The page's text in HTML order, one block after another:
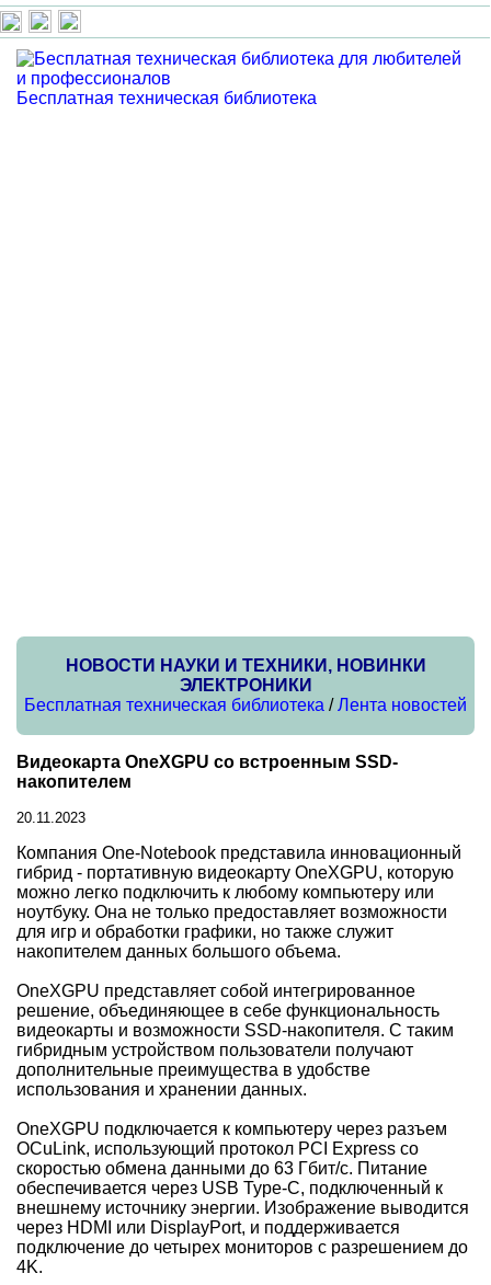
Бесплатная техническая библиотека
НОВОСТИ НАУКИ И ТЕХНИКИ, НОВИНКИ
ЭЛЕКТРОНИКИ
Бесплатная техническая библиотека /Лента новостей
Видеокарта OneXGPU со встроенным SSD-
накопителем
20.11.2023
Компания One-Notebook представила инновационный
гибрид - портативную видеокарту OneXGPU, которую
можно легко подключить к любому компьютеру или
ноутбуку. Она не только предоставляет возможности
для игр и обработки графики, но также служит
накопителем данных большого объема.
OneXGPU представляет собой интегрированное
решение, объединяющее в себе функциональность
видеокарты и возможности SSD-накопителя. С таким
гибридным устройством пользователи получают
дополнительные преимущества в удобстве
использования и хранении данных.
OneXGPU подключается к компьютеру через разъем
OCuLink, использующий протокол PCI Express со
скоростью обмена данными до 63 Гбит/с. Питание
обеспечивается через USB Type-C, подключенный к
внешнему источнику энергии. Изображение выводится
через HDMI или DisplayPort, и поддерживается
подключение до четырех мониторов с разрешением до
4K.